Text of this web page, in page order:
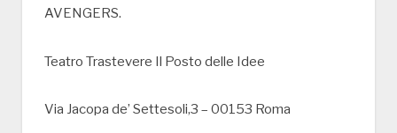
AVENGERS.
Teatro Trastevere Il Posto delle Idee
Via Jacopa de’ Settesoli,3 – 00153 Roma